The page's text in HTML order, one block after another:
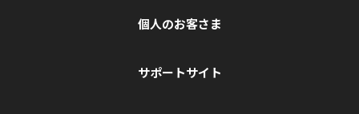
個人のお客さま
サポートサイト